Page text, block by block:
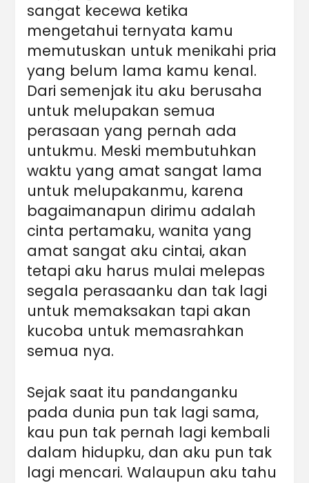
sangat kecewa ketika
mengetahui ternyata kamu
memutuskan untuk menikahi pria
yang belum lama kamu kenal.
Dari semenjak itu aku berusaha
untuk melupakan semua
perasaan yang pernah ada
untukmu. Meski membutuhkan
waktu yang amat sangat lama
untuk melupakanmu, karena
bagaimanapun dirimu adalah
cinta pertamaku, wanita yang
amat sangat aku cintai, akan
tetapi aku harus mulai melepas
segala perasaanku dan tak lagi
untuk memaksakan tapi akan
kucoba untuk memasrahkan
semua nya.
Sejak saat itu pandanganku
pada dunia pun tak lagi sama,
kau pun tak pernah lagi kembali
dalam hidupku, dan aku pun tak
lagi mencari. Walaupun aku tahu